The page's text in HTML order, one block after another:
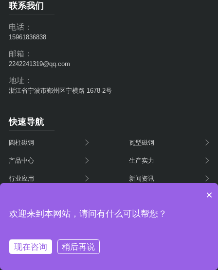
联系我们
电话：
15961836838
邮箱：
2242241319@qq.com
地址：
浙江省宁波市鄞州区宁横路 1678-2号
快速导航
圆柱磁钢 瓦型磁钢
产品中心 生产实力
行业应用 新闻资讯
2025157378号
×
欢迎来到本网站，请问有什么可以帮您？
现在咨询 稍后再说